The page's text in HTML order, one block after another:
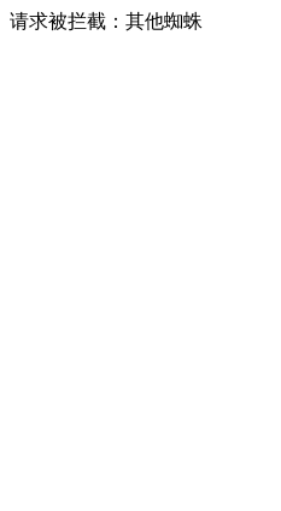
请求被拦截：其他蜘蛛